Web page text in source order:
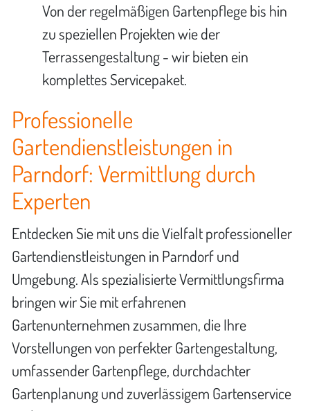
Von der regelmäßigen Gartenpflege bis hin
zu speziellen Projekten wie der
Terrassengestaltung - wir bieten ein
komplettes Servicepaket.
Professionelle
Gartendienstleistungen in
Parndorf: Vermittlung durch
Experten
Entdecken Sie mit uns die Vielfalt professioneller
Gartendienstleistungen in Parndorf und
Umgebung. Als spezialisierte Vermittlungsfirma
bringen wir Sie mit erfahrenen
Gartenunternehmen zusammen, die Ihre
Vorstellungen von perfekter Gartengestaltung,
umfassender Gartenpflege, durchdachter
Gartenplanung und zuverlässigem Gartenservice